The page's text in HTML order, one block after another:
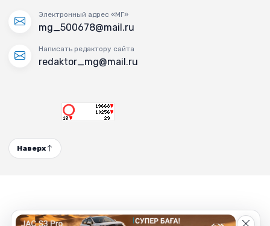
Электронный адрес «МГ»
mg_500678@mail.ru
Написать редактору сайта
redaktor_mg@mail.ru
Наверх